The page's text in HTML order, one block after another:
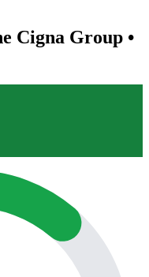
Cigna Group •